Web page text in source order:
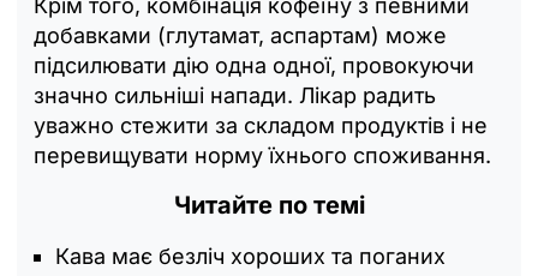
Крім того, комбінація кофеїну з певними
добавками (глутамат, аспартам) може
підсилювати дію одна одної, провокуючи
значно сильніші напади. Лікар радить
уважно стежити за складом продуктів і не
перевищувати норму їхнього споживання.
Читайте по темі
Кава має безліч хороших та поганих